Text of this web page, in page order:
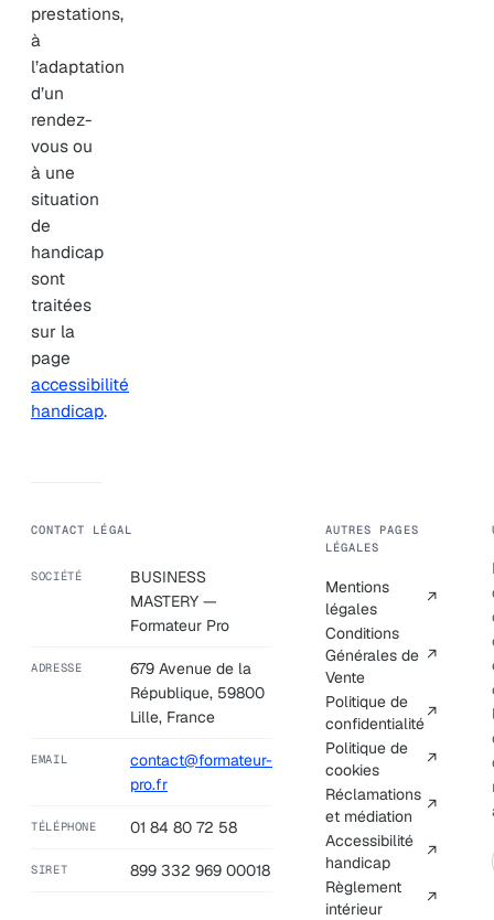
prestations,
à
l’adaptation
d’un
rendez-
vous ou
à une
situation
de
handicap
sont
traitées
sur la
page
accessibilité
handicap.
CONTACT LÉGAL
SOCIÉTÉ
BUSINESS
MASTERY —
Formateur Pro
ADRESSE
679 Avenue de la
République, 59800
Lille, France
EMAIL
contact@formateur-
pro.fr
TÉLÉPHONE 01 84 80 72 58
SIRET 899 332 969 00018
AUTRES PAGES
LÉGALES
Mentions
légales
↗
Conditions
Générales de
Vente
↗
Politique de
confidentialité
↗
Politique de
cookies
↗
Réclamations
et médiation
↗
Accessibilité
handicap
↗
Règlement
intérieur
↗